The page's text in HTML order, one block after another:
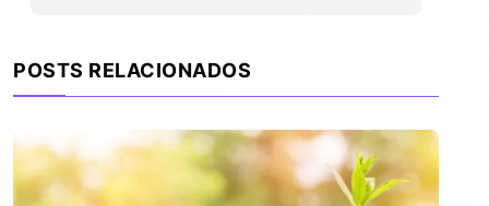
POSTS RELACIONADOS